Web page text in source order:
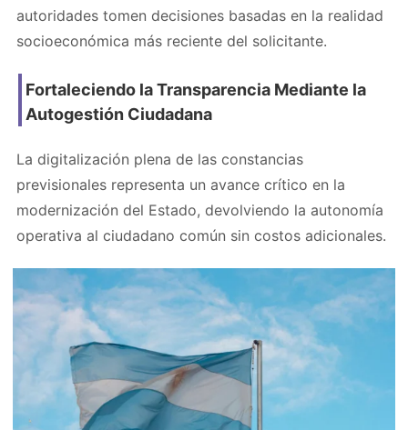
autoridades tomen decisiones basadas en la realidad
socioeconómica más reciente del solicitante.
Fortaleciendo la Transparencia Mediante la
Autogestión Ciudadana
La digitalización plena de las constancias
previsionales representa un avance crítico en la
modernización del Estado, devolviendo la autonomía
operativa al ciudadano común sin costos adicionales.